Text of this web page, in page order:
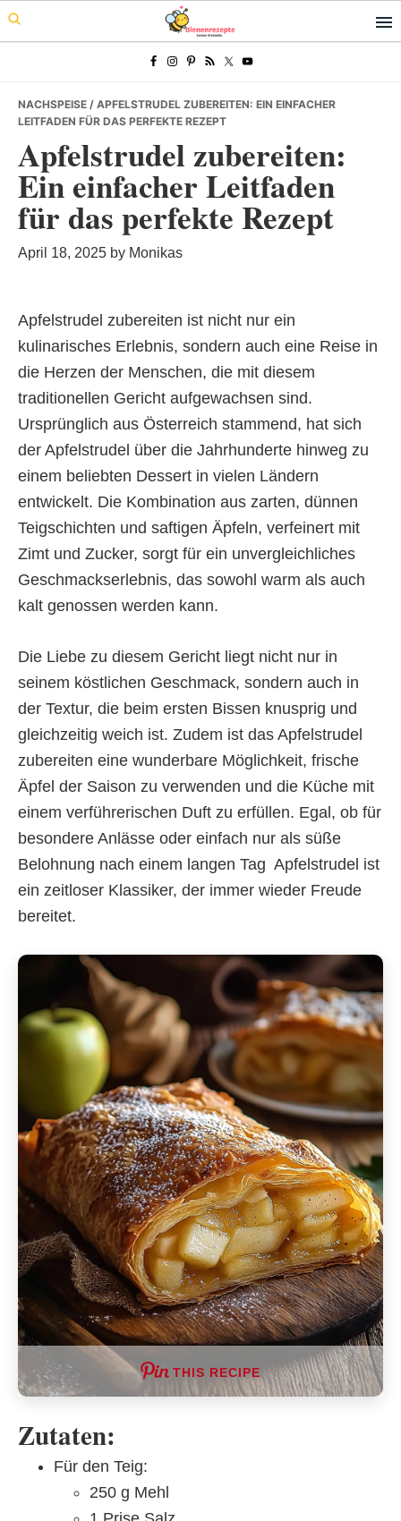
Skip
to
Skip
to
Skip
to
NACHSPEISE / APFELSTRUDEL ZUBEREITEN: EIN EINFACHER
LEITFADEN FÜR DAS PERFEKTE REZEPT
Apfelstrudel zubereiten:
Ein einfacher Leitfaden
für das perfekte Rezept
April 18, 2025 by Monikas
Apfelstrudel zubereiten ist nicht nur ein
kulinarisches Erlebnis, sondern auch eine Reise in
die Herzen der Menschen, die mit diesem
traditionellen Gericht aufgewachsen sind.
Ursprünglich aus Österreich stammend, hat sich
der Apfelstrudel über die Jahrhunderte hinweg zu
einem beliebten Dessert in vielen Ländern
entwickelt. Die Kombination aus zarten, dünnen
Teigschichten und saftigen Äpfeln, verfeinert mit
Zimt und Zucker, sorgt für ein unvergleichliches
Geschmackserlebnis, das sowohl warm als auch
kalt genossen werden kann.
Die Liebe zu diesem Gericht liegt nicht nur in
seinem köstlichen Geschmack, sondern auch in
der Textur, die beim ersten Bissen knusprig und
gleichzeitig weich ist. Zudem ist das Apfelstrudel
zubereiten eine wunderbare Möglichkeit, frische
Äpfel der Saison zu verwenden und die Küche mit
einem verführerischen Duft zu erfüllen. Egal, ob für
besondere Anlässe oder einfach nur als süße
Belohnung nach einem langen Tag  Apfelstrudel ist
ein zeitloser Klassiker, der immer wieder Freude
bereitet.
THIS RECIPE
Zutaten:
Für den Teig:
250 g Mehl